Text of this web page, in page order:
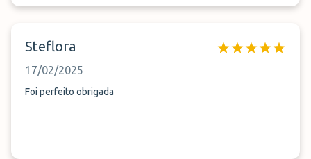
Steflora
17/02/2025
Foi perfeito obrigada